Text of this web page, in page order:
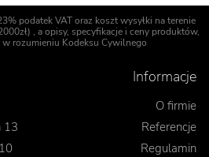
podatek VAT oraz koszt wysyłki na terenie
, a opisy, specyfikacje i ceny produktów,
rozumieniu Kodeksu Cywilnego
13
Informacje
O firmie
Referencje
Regulamin